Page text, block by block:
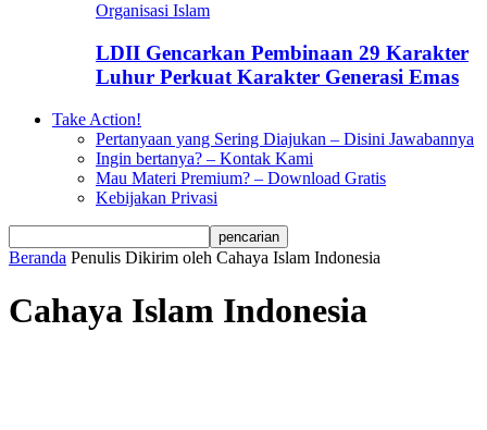
Organisasi Islam
LDII Gencarkan Pembinaan 29 Karakter
Luhur Perkuat Karakter Generasi Emas
Take Action!
Pertanyaan yang Sering Diajukan – Disini Jawabannya
Ingin bertanya? – Kontak Kami
Mau Materi Premium? – Download Gratis
Kebijakan Privasi
Beranda Penulis Dikirim oleh Cahaya Islam Indonesia
Cahaya Islam Indonesia